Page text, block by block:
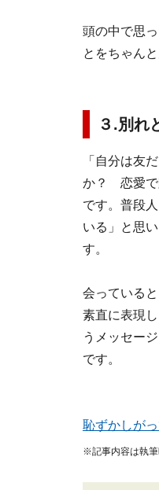
頭の中で思
とをちゃん
３.別れ
「自分は友
か？ 恋愛で
です。普段
いる」と思
す。
会っている
素直に表現
うメッセー
です。
恥ずかしが
※記事内容は執筆